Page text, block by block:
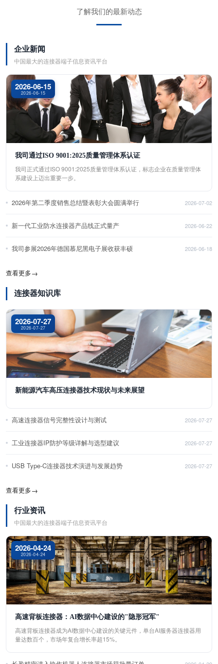
了解我们的最新动态
企业新闻
中国最大的连接器端子信息资讯平台
2026-06-15
2026-06-15
我司通过ISO 9001:2025质量管理体系认证
我司正式通过ISO 9001:2025质量管理体系认证，标志企业在质量管理体
系建设上迈出重要一步。
2026年第二季度销售总结暨表彰大会圆满举行 2026-07-02
新一代工业防水连接器产品线正式量产 2026-06-22
我司参展2026年德国慕尼黑电子展收获丰硕 2026-06-18
查看更多→
连接器知识库
2026-07-27
2026-07-27
新能源汽车高压连接器技术现状与未来展望
高速连接器信号完整性设计与测试 2026-07-27
工业连接器IP防护等级详解与选型建议 2026-07-27
USB Type-C连接器技术演进与发展趋势 2026-07-27
查看更多→
行业资讯
中国最大的连接器端子信息资讯平台
2026-04-24
2026-04-24
高速背板连接器：AI数据中心建设的"隐形冠军"
高速背板连接器成为AI数据中心建设的关键元件，单台AI服务器连接器用
量达数百个，市场年复合增长率超15%。